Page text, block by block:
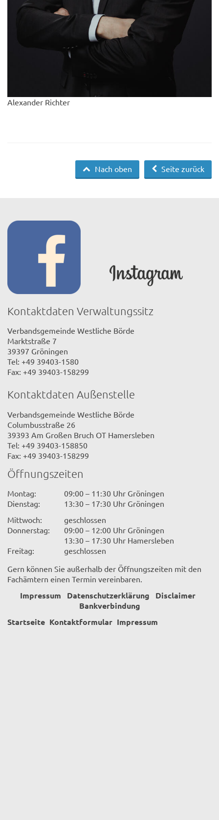
Alexander Richter
Seite zurück
Nach oben
Kontaktdaten Verwaltungssitz
Verbandsgemeinde Westliche Börde
Marktstraße 7
39397 Gröningen
Tel: +49 39403-1580
Fax: +49 39403-158299
Kontaktdaten Außenstelle
Verbandsgemeinde Westliche Börde
Columbusstraße 26
39393 Am Großen Bruch OT Hamersleben
Tel: +49 39403-158850
Fax: +49 39403-158299
Öffnungszeiten
Montag:
09:00 – 11:30 Uhr Gröningen
Dienstag:
13:30 – 17:30 Uhr Gröningen
Mittwoch:
geschlossen
Donnerstag:
09:00 – 12:00 Uhr Gröningen
13:30 – 17:30 Uhr Hamersleben
Freitag:
geschlossen
Gern können Sie außerhalb der Öffnungszeiten mit den
Fachämtern einen Termin vereinbaren.
Impressum Datenschutzerklärung
Disclaimer
Bankverbindung
Startseite Kontaktformular Impressum